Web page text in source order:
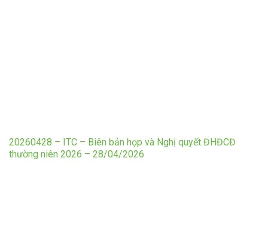
20260428 – ITC – Biên bản họp và Nghị quyết ĐHĐCĐ
thường niên 2026 – 28/04/2026